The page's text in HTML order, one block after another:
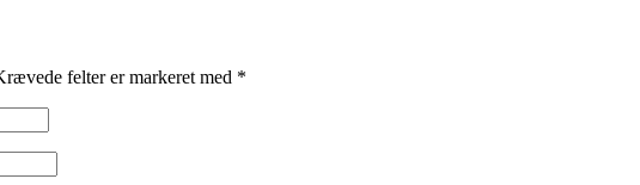
felter er markeret med *